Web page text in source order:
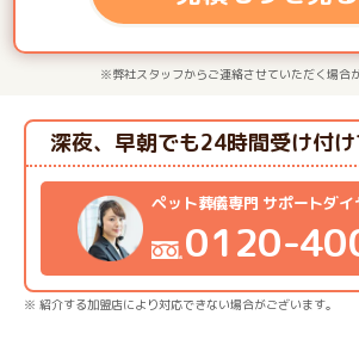
※弊社スタッフからご連絡させていただく場合
ペット葬儀専門 サポートダイ
0120-
深夜、早朝でも24時間受け付け
※ 紹介する加盟店により対応できない場合がございます。